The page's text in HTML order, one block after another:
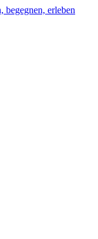
begegnen, erleben